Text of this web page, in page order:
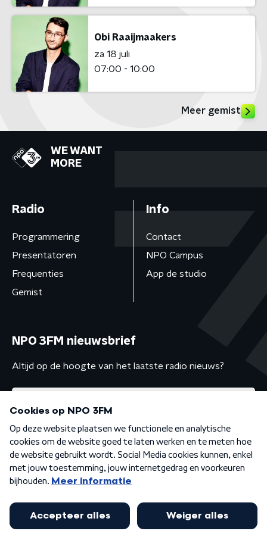
Obi Raaijmaakers
za 18 juli
07:00 - 10:00
Meer gemist
WE WANT
MORE
Radio
Programmering
Presentatoren
Frequenties
Gemist
Info
Contact
NPO Campus
App de studio
NPO 3FM nieuwsbrief
Altijd op de hoogte van het laatste radio nieuws?
Algemene voorwaarden Privacybeleid